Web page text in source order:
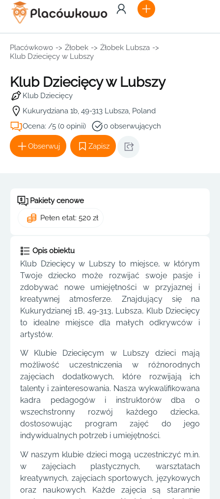
Placówkowo -> Żłobek -> Żłobek Lubsza ->
Klub Dziecięcy w Lubszy
Klub Dziecięcy w Lubszy
Klub Dziecięcy
Kukurydziana 1b, 49-313 Lubsza, Poland
Ocena: /5 (0 opinii)
0 obserwujących
Obserwuj Zapisz
Pakiety cenowe
Pełen etat: 520 zł
Opis obiektu
Klub Dziecięcy w Lubszy to miejsce, w którym
Twoje dziecko może rozwijać swoje pasje i
zdobywać nowe umiejętności w przyjaznej i
kreatywnej atmosferze. Znajdujący się na
Kukurydzianej 1B, 49-313, Lubsza, Klub Dziecięcy
to idealne miejsce dla małych odkrywców i
artystów.
W Klubie Dziecięcym w Lubszy dzieci mają
możliwość uczestniczenia w różnorodnych
zajęciach dodatkowych, które rozwijają ich
talenty i zainteresowania. Nasza wykwalifikowana
kadra pedagogów i instruktorów dba o
wszechstronny rozwój każdego dziecka,
dostosowując program zajęć do jego
indywidualnych potrzeb i umiejętności.
W naszym klubie dzieci mogą uczestniczyć m.in.
w zajęciach plastycznych, warsztatach
kreatywnych, zajęciach sportowych, językowych
oraz naukowych. Każde zajęcia są starannie